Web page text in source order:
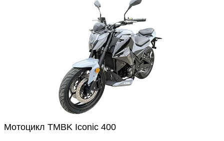
Мотоцикл TMBK Iconic 400